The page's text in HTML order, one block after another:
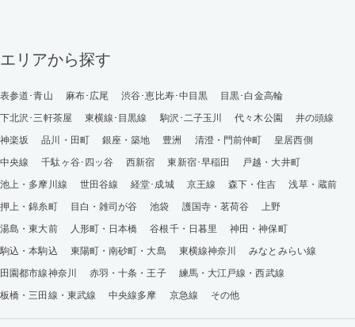
エリアから探す
表参道･青山 麻布･広尾 渋谷･恵比寿･中目黒
目黒･白金高輪
下北沢･三軒茶屋
東横線･目黒線 駒沢･二子玉川 代々木公園
井の頭線
神楽坂
品川・田町 銀座・築地 豊洲 清澄・門前仲町
皇居西側
中央線
千駄ヶ谷･四ッ谷 西新宿 東新宿･早稲田
戸越・大井町
池上・多摩川線
世田谷線 経堂･成城 京王線 森下・住吉
浅草・蔵前
押上・錦糸町
目白・雑司が谷 池袋 護国寺・茗荷谷
上野
湯島・東大前
人形町・日本橋 谷根千・日暮里
神田・神保町
駒込・本駒込
東陽町・南砂町・大島 東横線神奈川
みなとみらい線
田園都市線神奈川
赤羽・十条・王子
練馬・大江戸線・西武線
板橋・三田線・東武線
中央線多摩 京急線 その他